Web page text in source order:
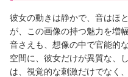
彼女の動きは静かで、音はほ
が、この画像の持つ魅力を増
音さえも、想像の中で官能的
空間に、彼女だけが異質な、
は、視覚的な刺激だけでなく